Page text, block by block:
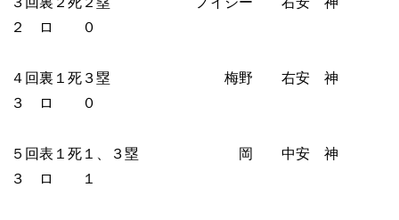
２ ロ ０
４回裏１死３塁 梅野 右安 神
３ ロ ０
５回表１死１、３塁 岡 中安 神
３ ロ １